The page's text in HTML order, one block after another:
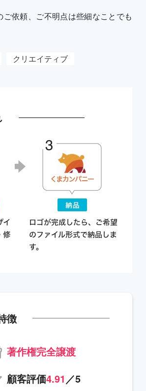
依頼、ご不明点は些細なことでも
クリエイティブ
徴
著作権完全譲渡
顧客評価4.91 ／5